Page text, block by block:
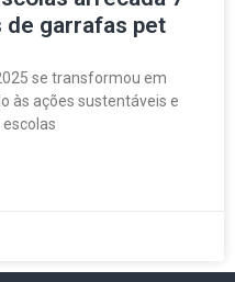
de garrafas pet
se transformou em
às ações sustentáveis e
escolas